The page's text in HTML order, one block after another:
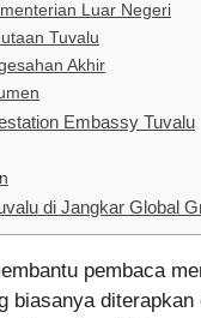
Luar Negeri
Tuvalu
Akhir
Embassy Tuvalu
di Jangkar Global
pembaca
biasanya